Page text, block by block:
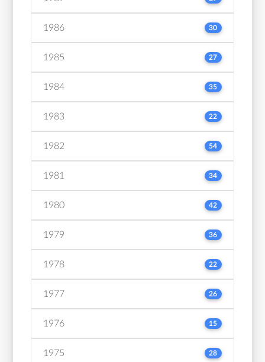
1986 30
1985 27
1984 35
1983 22
1982 54
1981 34
1980 42
1979 36
1978 22
1977 26
1976 15
1975 28